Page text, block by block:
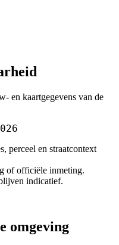
en kaartgegevens van de
perceel en straatcontext
of officiële inmeting.
indicatief.
omgeving